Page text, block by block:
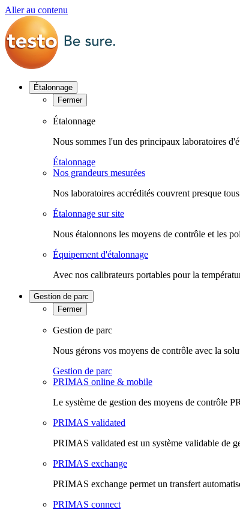
Aller au contenu
Étalonnage
Fermer
Étalonnage
Nous sommes l'un des principaux laboratoires
Étalonnage
Nos grandeurs mesurées
Nos laboratoires accrédités couvrent presque
Étalonnage sur site
Nous étalonnons les moyens de contrôle et les
Équipement d'étalonnage
Avec nos calibrateurs portables pour la
Gestion de parc
Fermer
Gestion de parc
Nous gérons vos moyens de contrôle avec la
Gestion de parc
PRIMAS online & mobile
Le système de gestion des moyens de contrôle
PRIMAS validated
PRIMAS validated est un système validable de
PRIMAS exchange
PRIMAS exchange permet un transfert
PRIMAS connect